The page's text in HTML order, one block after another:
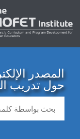
المصدر
حول تدريب